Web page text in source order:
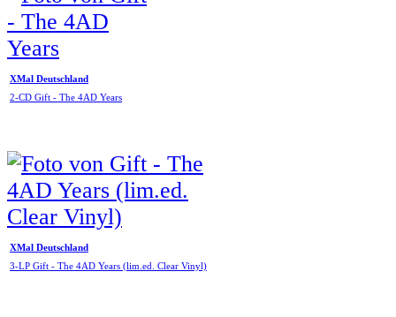
XMal Deutschland
2-CD Gift - The 4AD Years
XMal Deutschland
3-LP Gift - The 4AD Years (lim.ed. Clear Vinyl)